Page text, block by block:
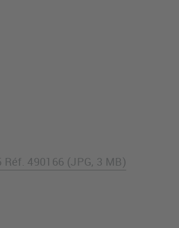
490166 (JPG, 3 MB)